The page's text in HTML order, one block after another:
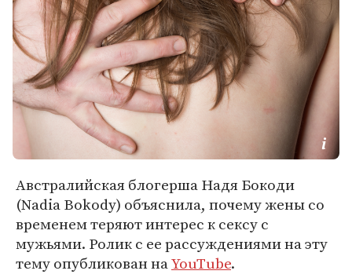
Австралийская блогерша Надя Бокоди
(Nadia Bokody) объяснила, почему жены со
временем теряют интерес к сексу с
мужьями. Ролик с ее рассуждениями на эту
тему опубликован наYouTube.